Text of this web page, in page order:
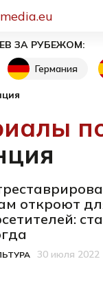
ЗА РУБЕЖОМ:
Германия
откроют
публикации
30 июля 2022